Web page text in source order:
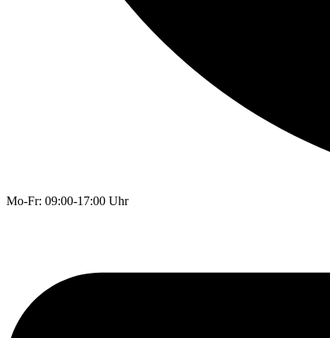
Mo-Fr: 09:00-17:00 Uhr